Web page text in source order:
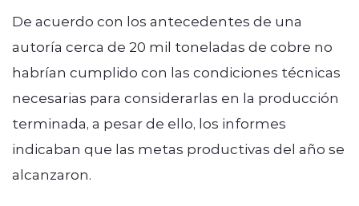
De acuerdo con los antecedentes de una
autoría cerca de 20 mil toneladas de cobre no
habrían cumplido con las condiciones técnicas
necesarias para considerarlas en la producción
terminada, a pesar de ello, los informes
indicaban que las metas productivas del año se
alcanzaron.